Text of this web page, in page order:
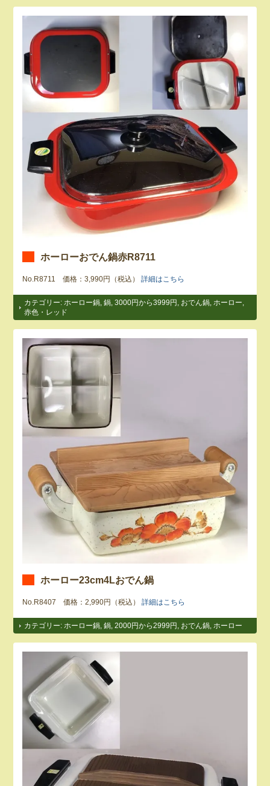
ホーローおでん鍋赤R8711
No.R8711 価格：3,990円（税込）詳細はこちら
カテゴリー:ホーロー鍋,鍋,3000円から3999円 , おでん鍋,ホーロー,
赤色・レッド
ホーロー23cm4Lおでん鍋
No.R8407 価格：2,990円（税込）詳細はこちら
カテゴリー: ホーロー鍋 ,鍋 ,2000円から2999円 おでん鍋 ホーロー